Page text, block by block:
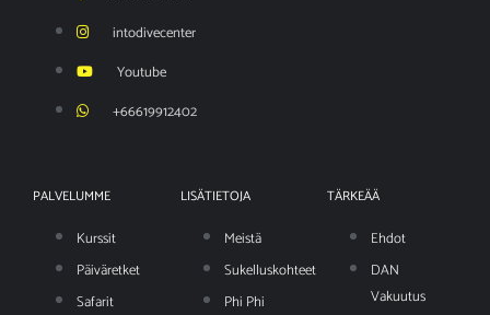
intodivecenter
Youtube
+66619912402
PALVELUMME
Kurssit
Päiväretket
Safarit
LISÄTIETOJA
Meistä
Sukelluskohteet
Phi Phi
TÄRKEÄÄ
Ehdot
DAN
Vakuutus